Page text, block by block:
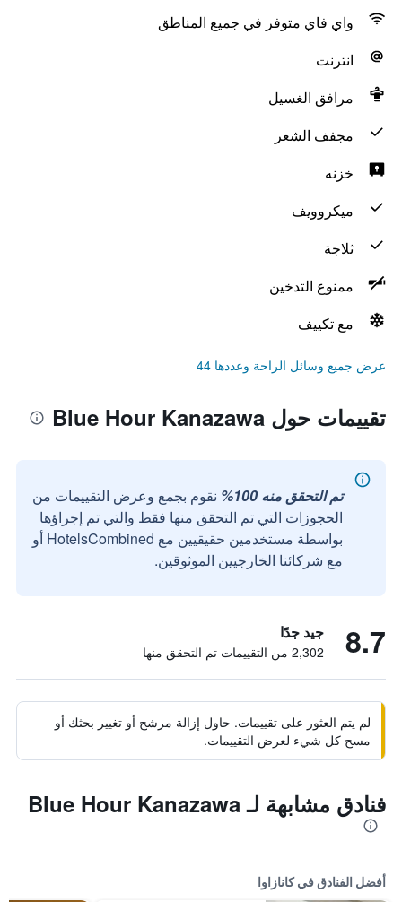
واي فاي متوفر في جميع المناطق
انترنت
مرافق الغسيل
مجفف الشعر
خزنه
ميكروويف
ثلاجة
ممنوع التدخين
مع تكييف
عرض جميع وسائل الراحة وعددها 44
تقييمات حول Blue Hour Kanazawa
تم التحقق منه 100%
نقوم بجمع وعرض التقييمات من
الحجوزات التي تم التحقق منها فقط والتي تم إجراؤها
بواسطة مستخدمين حقيقيين مع HotelsCombined أو
مع شركائنا الخارجيين الموثوقين.
8.7 جيد جدًا
2,302 من التقييمات تم التحقق منها
لم يتم العثور على تقييمات. حاول إزالة مرشح أو تغيير بحثك أو
مسح كل شيء لعرض التقييمات.
فنادق مشابهة لـ Blue Hour Kanazawa
أفضل الفنادق في كانازاوا